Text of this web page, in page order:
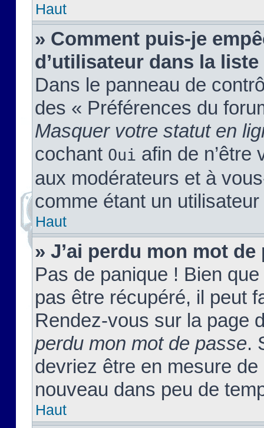
Haut
» Comment puis-je
d’utilisateur dans la
Dans le panneau de
des « Préférences du
Masquer votre statut en
cochant Oui afin de n’être
aux modérateurs et à
comme étant un
Haut
» J’ai perdu mon mot de
Pas de panique ! Bien
pas être récupéré, il peut
Rendez-vous sur la page
perdu mon mot de passe.
devriez être en mesure
nouveau dans peu de
Haut